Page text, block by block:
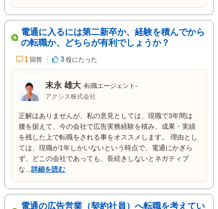
電通に入るには第二新卒か、経験を積んでから
の転職か、どちらが有利でしょうか？
1 回答 3 役にたった
末永 雄大 -転職エージェント-
アクシス株式会社
正解はありませんが、私の意見としては、現職で3年間は
腰を据えて、今の会社で広告実務経験を積み、成果・実績
を残した上で転職をされる事をオススメします。 理由とし
ては、現職が1年しかいないという時点で、電通にかぎら
ず、どこの会社であっても、長続きしないとネガティブ
な...詳細を読む
電通の広告営業（契約社員）へ転職を考えてい